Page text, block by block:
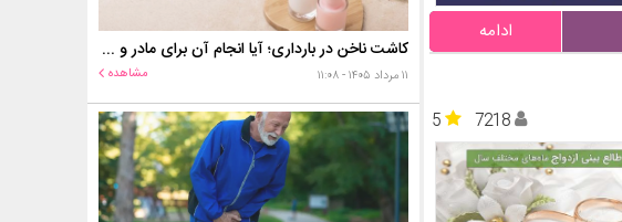
ادامه
5
7218
کاشت ناخن در بارداری؛ آیا انجام آن برای مادر و جنین خطر دارد؟
۱۱ مرداد ۱۴۰۵ - ۱۱:۰۸ مشاهده